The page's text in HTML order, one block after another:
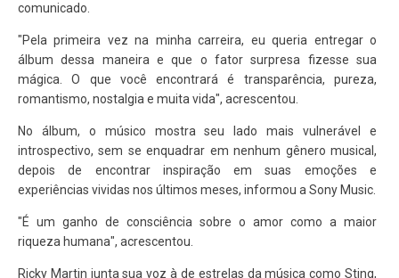
comunicado.
"Pela primeira vez na minha carreira, eu queria entregar o
álbum dessa maneira e que o fator surpresa fizesse sua
mágica. O que você encontrará é transparência, pureza,
romantismo, nostalgia e muita vida", acrescentou.
No álbum, o músico mostra seu lado mais vulnerável e
introspectivo, sem se enquadrar em nenhum gênero musical,
depois de encontrar inspiração em suas emoções e
experiências vividas nos últimos meses, informou a Sony Music.
"É um ganho de consciência sobre o amor como a maior
riqueza humana", acrescentou.
Ricky Martin junta sua voz à de estrelas da música como Sting,